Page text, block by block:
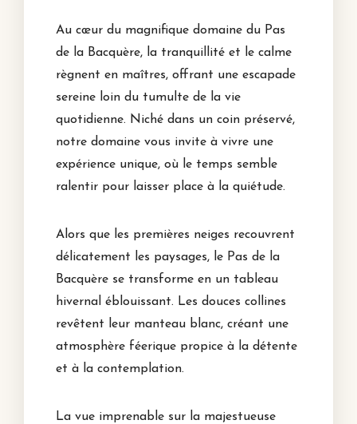
Au cœur du magnifique domaine du Pas
de la Bacquère, la tranquillité et le calme
règnent en maîtres, offrant une escapade
sereine loin du tumulte de la vie
quotidienne. Niché dans un coin préservé,
notre domaine vous invite à vivre une
expérience unique, où le temps semble
ralentir pour laisser place à la quiétude.
Alors que les premières neiges recouvrent
délicatement les paysages, le Pas de la
Bacquère se transforme en un tableau
hivernal éblouissant. Les douces collines
revêtent leur manteau blanc, créant une
atmosphère féerique propice à la détente
et à la contemplation.
La vue imprenable sur la majestueuse